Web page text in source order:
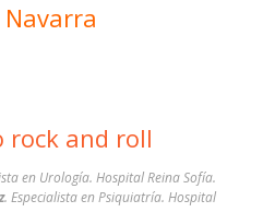
rock and roll
en Urología. Hospital Reina Sofía.
. Especialista en Psiquiatría. Hospital